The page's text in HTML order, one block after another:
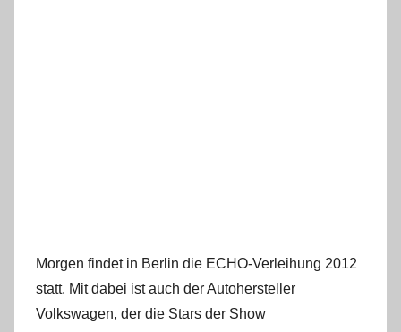
Morgen findet in Berlin die ECHO-Verleihung 2012
statt. Mit dabei ist auch der Autohersteller
Volkswagen, der die Stars der Show